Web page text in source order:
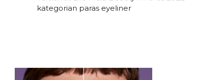
kategorian paras eyeliner